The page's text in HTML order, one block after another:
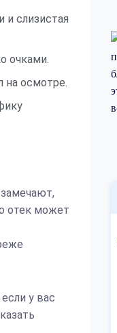
и слизистая
очками.
на осмотре.
отек может
у вас